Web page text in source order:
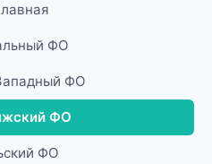
ФО
ФО
ФО
ФО